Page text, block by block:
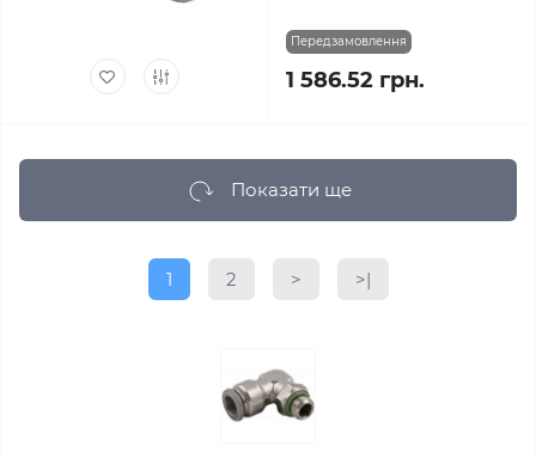
Передзамовлення
1 586.52 грн.
Показати ще
1 2 > >|